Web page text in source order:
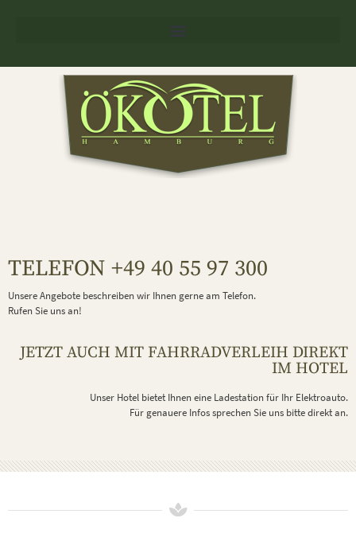
TELEFON +49 40 55 97 300
Unsere Angebote beschreiben wir Ihnen gerne am Telefon.
Rufen Sie uns an!
JETZT AUCH MIT FAHRRADVERLEIH DIREKT
IM HOTEL
Unser Hotel bietet Ihnen eine Ladestation für Ihr Elektroauto.
Für genauere Infos sprechen Sie uns bitte direkt an.